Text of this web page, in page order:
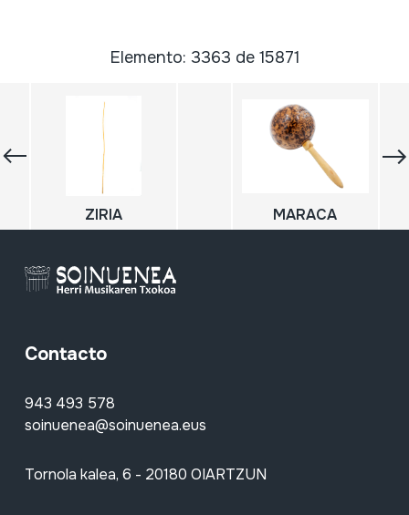
Elemento: 3363 de 15871
ZIRIA MARACA
Contacto
943 493 578
soinuenea@soinuenea.eus
Tornola kalea, 6 - 20180 OIARTZUN